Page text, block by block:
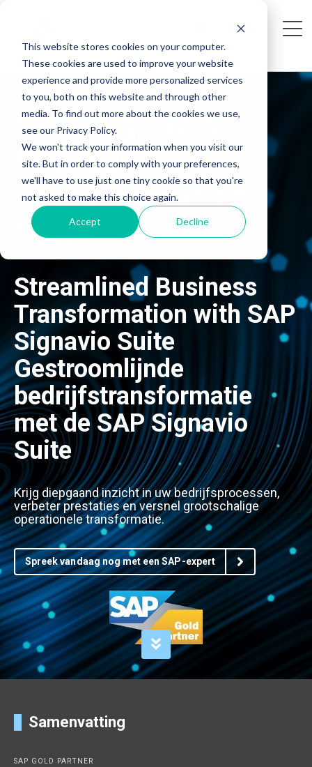
This website stores cookies on your computer.
These cookies are used to improve your website
experience and provide more personalized services
to you, both on this website and through other
media. To find out more about the cookies we use,
see our Privacy Policy.
We won't track your information when you visit our
site. But in order to comply with your preferences,
we'll have to use just one tiny cookie so that you're
not asked to make this choice again.
Accept Decline
SAP Signavio
Process
Transformation
Suite
Streamlined Business
Transformation with SAP
Signavio Suite
Gestroomlijnde
bedrijfstransformatie
met de SAP Signavio
Suite
Krijg diepgaand inzicht in uw bedrijfsprocessen,
verbeter prestaties en versnel grootschalige
operationele transformatie.
Spreek vandaag nog met een SAP-expert
Samenvatting
SAP GOLD PARTNER